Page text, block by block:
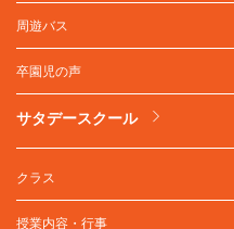
周遊バス
卒園児の声
サタデースクール
クラス
授業内容・行事